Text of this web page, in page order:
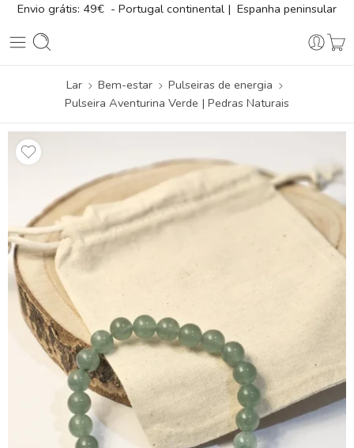
Envio grátis: 49€ - Portugal continental | Espanha peninsular
Lar Bem-estar
Pulseiras de energia
Pulseira Aventurina Verde | Pedras Naturais